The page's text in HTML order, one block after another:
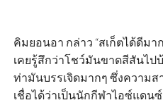
คิมยอนอา กล่าว “สเก็ตได้ดีม
เคยรู้สึกว่าโชว์มันขาดสีสันไป
ท่ามันบรรเจิดมากๆ ซึ่งความ
เชื่อได้ว่าเป็นนักกีฬาไอซ์แดน